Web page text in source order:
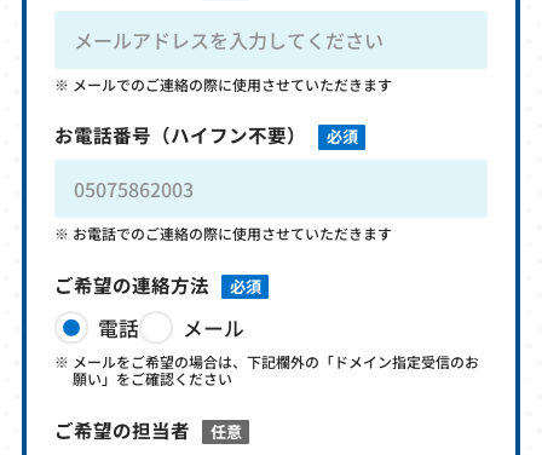
メールでのご連絡の際に使用させていただきます
お電話番号 （ハイフン不要） 必須
お電話でのご連絡の際に使用させていただきます
ご希望の連絡方法 必須
電話 メール
メールをご希望の場合は、下記欄外の「ドメイン指定受信のお
願い」をご確認ください
ご希望の担当者 任意